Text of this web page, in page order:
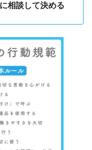
相談して決める